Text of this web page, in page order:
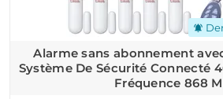
notifications_active
Alarme sans abonnement
Système De Sécurité Connecté
Fréquence 868